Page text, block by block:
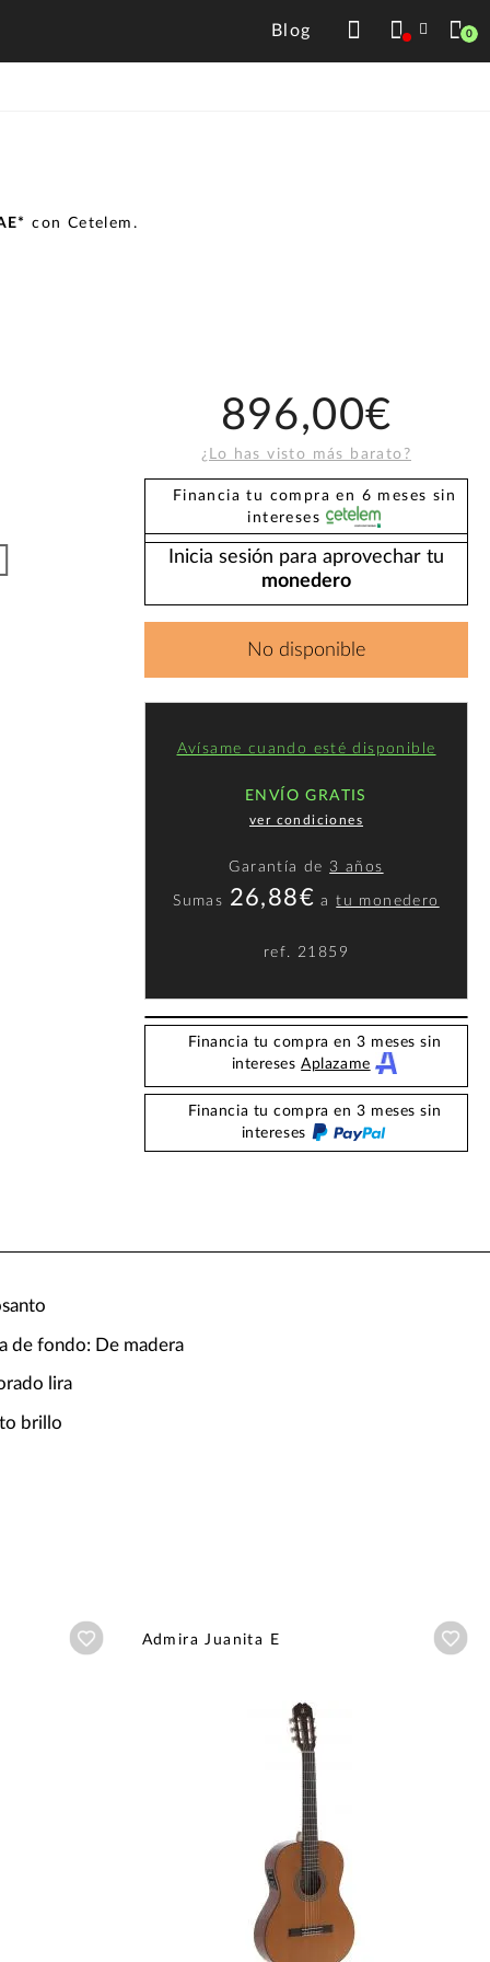
Blog 0
con Cetelem.
896,00€
¿Lo has visto más barato?
Financia tu compra en 6 meses sin
intereses
Inicia sesión para aprovechar tu
monedero
No disponible
Avísame cuando esté disponible
ENVÍO GRATIS
ver condiciones
Garantía de 3 años
Sumas 26,88€ atu monedero
ref. 21859
Financia tu compra en 3 meses sin
interesesAplazame
Financia tu compra en 3 meses sin
intereses
de fondo: De madera
lira
brillo
Añadir a wishlist
Admira Juanita E